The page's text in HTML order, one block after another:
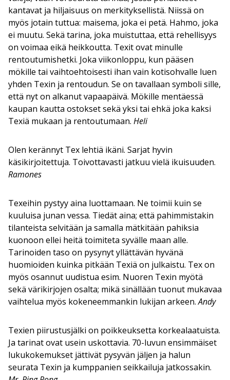
kantavat ja hiljaisuus on merkityksellistä. Niissä on
myös jotain tuttua: maisema, joka ei petä. Hahmo, joka
ei muutu. Sekä tarina, joka muistuttaa, että rehellisyys
on voimaa eikä heikkoutta. Texit ovat minulle
rentoutumishetki. Joka viikonloppu, kun pääsen
mökille tai vaihtoehtoisesti ihan vain kotisohvalle luen
yhden Texin ja rentoudun. Se on tavallaan symboli sille,
että nyt on alkanut vapaapäivä. Mökille mentäessä
kaupan kautta ostokset sekä yksi tai ehkä joka kaksi
Texiä mukaan ja rentoutumaan. Heli
Olen kerännyt Tex lehtiä ikäni. Sarjat hyvin
käsikirjoitettuja. Toivottavasti jatkuu vielä ikuisuuden.
Ramones
Texeihin pystyy aina luottamaan. Ne toimii kuin se
kuuluisa junan vessa. Tiedät aina; että pahimmistakin
tilanteista selvitään ja samalla mätkitään pahiksia
kuonoon ellei heitä toimiteta syvälle maan alle.
Tarinoiden taso on pysynyt yllättävän hyvänä
huomioiden kuinka pitkään Texiä on julkaistu. Tex on
myös osannut uudistua esim. Nuoren Texin myötä
sekä värikirjojen osalta; mikä sinällään tuonut mukavaa
vaihtelua myös kokeneemmankin lukijan arkeen.Andy
Texien piirustusjälki on poikkeuksetta korkealaatuista.
Ja tarinat ovat usein uskottavia. 70-luvun ensimmäiset
lukukokemukset jättivät pysyvän jäljen ja halun
seurata Texin ja kumppanien seikkailuja jatkossakin.